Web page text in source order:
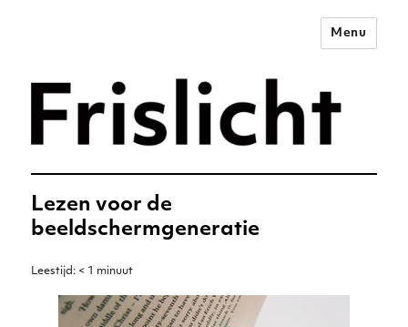
Merkstrategie voor het
digitale tijdperk –
Frislicht
Menu
Lezen voor de
beeldschermgeneratie
Leestijd: < 1 minuut